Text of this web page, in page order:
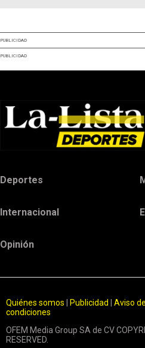
PUBLICIDAD
PUBLICIDAD
Deportes
Internacional
Opinión
Quiénes somos Publicidad Aviso
condiciones
OFEM Media Group SA de CV
RESERVED.